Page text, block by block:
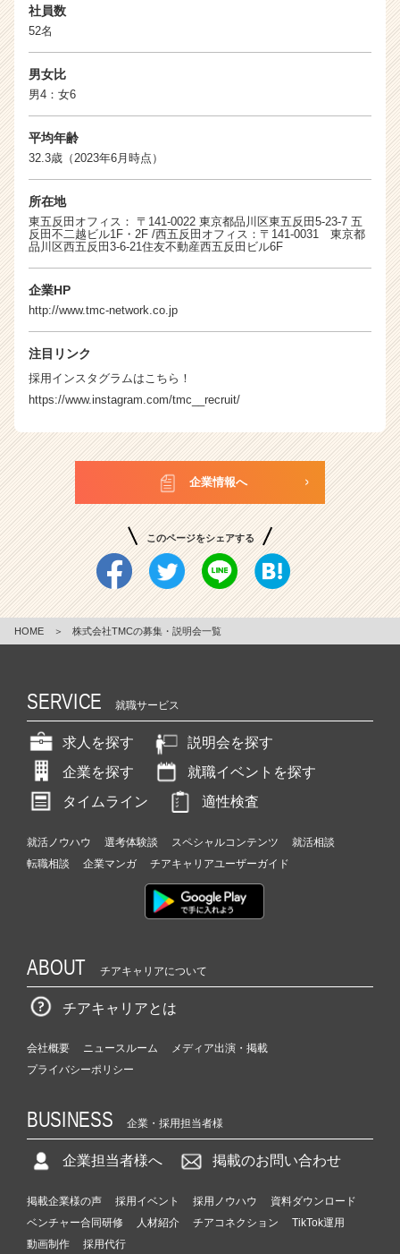
r
e
r）
社員数
52名
男女比
男4：女6
平均年齢
32.3歳（2023年6月時点）
所在地
東五反田オフィス： 〒141-0022 東京都品川区東五反田5-23-7 五
反田不二越ビル1F・2F /西五反田オフィス：〒141-0031 東京都
品川区西五反田3-6-21住友不動産西五反田ビル6F
企業HP
http://www.tmc-network.co.jp
注目リンク
採用インスタグラムはこちら！
https://www.instagram.com/tmc__recruit/
企業情報へ
このページをシェアする
HOME ＞ 株式会社TMCの募集・説明会一覧
SERVICE 就職サービス
求人を探す
説明会を探す
企業を探す
就職イベントを探す
タイムライン
適性検査
就活ノウハウ 選考体験談 スペシャルコンテンツ
就活相談
転職相談
企業マンガ チアキャリアユーザーガイド
ABOUT チアキャリアについて
チアキャリアとは
会社概要 ニュースルーム
メディア出演・掲載
プライバシーポリシー
BUSINESS 企業・採用担当者様
企業担当者様へ 掲載のお問い合わせ
掲載企業様の声 採用イベント 採用ノウハウ
資料ダウンロード
ベンチャー合同研修
人材紹介 チアコネクション
TikTok運用
動画制作
採用代行